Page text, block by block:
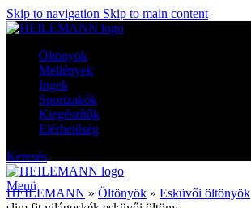
Skip to navigation Skip to main content
Öltönyök
Mellények
Ingek
Sportzakók
Kiegészítők
Elérhetőség
Keresés
Menü
HEILEMANN » Öltönyök » Esküvői öltönyök